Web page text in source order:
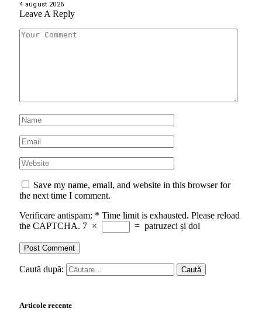
4 august 2026
Leave A Reply
Save my name, email, and website in this browser for
the next time I comment.
Verificare antispam: * Time limit is exhausted. Please reload
the CAPTCHA. 7 × = patruzeci și doi
Caută după:
Articole recente